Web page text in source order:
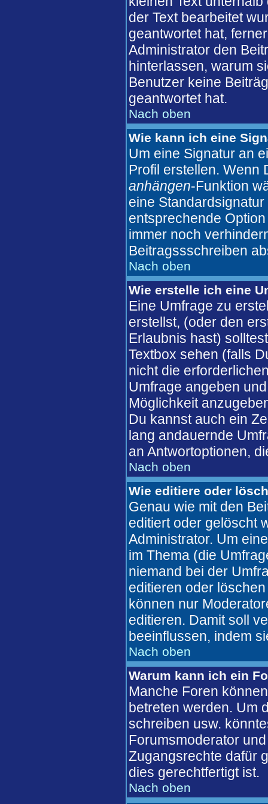
der Text bearbeitet
geantwortet hat,
Administrator den
hinterlassen, warum
Benutzer keine
geantwortet hat.
Nach oben
Wie kann ich eine
Um eine Signatur an
Profil erstellen. Wenn
anhängen-Funktion
eine
entsprechende
immer noch
Beitragssschreiben
Nach oben
Wie erstelle ich eine
Eine Umfrage zu
erstellst, (oder den
Erlaubnis hast)
Textbox sehen (falls
nicht die
Umfrage angeben
Möglichkeit
Du kannst auch ein
lang andauernde
an Antwortoptionen,
Nach oben
Wie editiere oder
Genau wie mit den
editiert oder gelöscht
Administrator. Um
im Thema (die
niemand bei der
editieren oder
können nur
editieren. Damit soll
beeinflussen, indem
Nach oben
Warum kann ich ein
Manche Foren
betreten werden. Um
schreiben usw.
Forumsmoderator
Zugangsrechte dafür
dies gerechtfertigt ist.
Nach oben